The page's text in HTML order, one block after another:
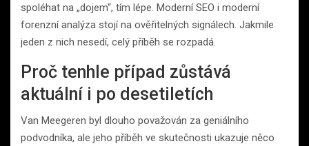
spoléhat na „dojem“, tím lépe. Moderní SEO i moderní
forenzní analýza stojí na ověřitelných signálech. Jakmile
jeden z nich nesedí, celý příběh se rozpadá.
Proč tenhle případ zůstává
aktuální i po desetiletích
Van Meegeren byl dlouho považován za geniálního
podvodníka, ale jeho příběh ve skutečnosti ukazuje něco